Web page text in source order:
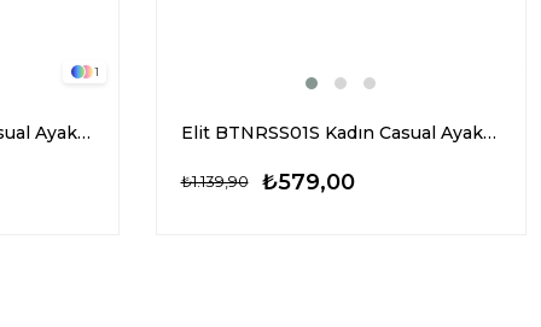
1
Elit BTNRSS01R Kadın Casual Ayakkabı Bej Elit BTNRSS01S Kadın Casual Ayakkabı Siyah
₺579,00
₺1.139,90